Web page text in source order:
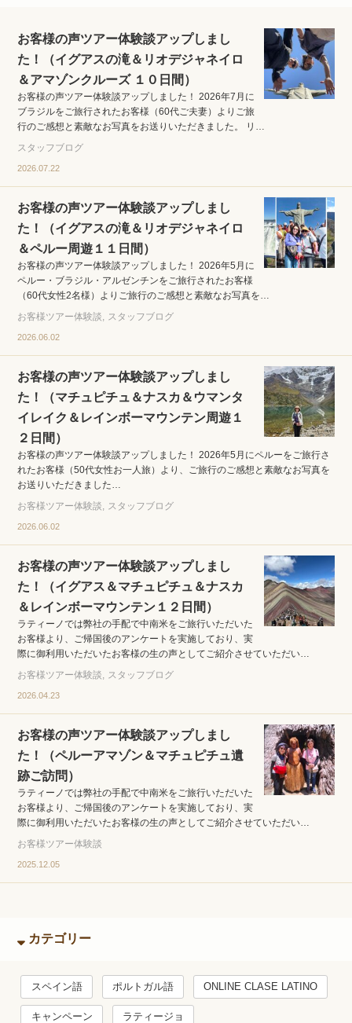
お客様の声ツアー体験談アップしまし
た！（イグアスの滝＆リオデジャネイロ
＆アマゾンクルーズ １０日間）
お客様の声ツアー体験談アップしました！ 2026年7月に
ブラジルをご旅行されたお客様（60代ご夫妻）よりご旅
行のご感想と素敵なお写真をお送りいただきました。 リ…
スタッフブログ
2026.07.22
お客様の声ツアー体験談アップしまし
た！（イグアスの滝＆リオデジャネイロ
＆ペルー周遊１１日間）
お客様の声ツアー体験談アップしました！ 2026年5月に
ペルー・ブラジル・アルゼンチンをご旅行されたお客様
（60代女性2名様）よりご旅行のご感想と素敵なお写真を…
お客様ツアー体験談
スタッフブログ
2026.06.02
お客様の声ツアー体験談アップしまし
た！（マチュピチュ＆ナスカ＆ウマンタ
イレイク＆レインボーマウンテン周遊１
２日間）
お客様の声ツアー体験談アップしました！ 2026年5月にペルーをご旅行さ
れたお客様（50代女性お一人旅）より、ご旅行のご感想と素敵なお写真を
お送りいただきました…
お客様ツアー体験談
スタッフブログ
2026.06.02
お客様の声ツアー体験談アップしまし
た！（イグアス＆マチュピチュ＆ナスカ
＆レインボーマウンテン１２日間）
ラティーノでは弊社の手配で中南米をご旅行いただいた
お客様より、ご帰国後のアンケートを実施しており、実
際に御利用いただいたお客様の生の声としてご紹介させていただい…
お客様ツアー体験談
スタッフブログ
2026.04.23
お客様の声ツアー体験談アップしまし
た！（ペルーアマゾン＆マチュピチュ遺
跡ご訪問）
ラティーノでは弊社の手配で中南米をご旅行いただいた
お客様より、ご帰国後のアンケートを実施しており、実
際に御利用いただいたお客様の生の声としてご紹介させていただい…
お客様ツアー体験談
2025.12.05
カテゴリー
スペイン語 ポルトガル語 ONLINE CLASE LATINO
キャンペーン ラティージョ